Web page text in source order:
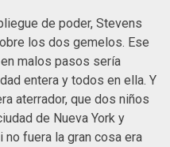
de poder, Stevens
los dos gemelos. Ese
malos pasos sería
entera y todos en ella. Y
aterrador, que dos niños
de Nueva York y
no fuera la gran cosa era